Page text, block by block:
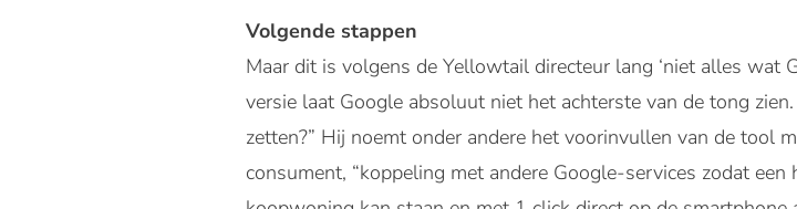
Volgende stappen
Maar dit is volgens de Yellowtail directeur lang ‘niet alles wat
versie laat Google absoluut niet het achterste van de tong
zetten?” Hij noemt onder andere het voorinvullen van de tool
consument, “koppeling met andere Google-services zodat